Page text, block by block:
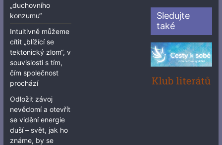
„duchovního
konzumu“
Intuitivně můžeme
cítit „blížící se
tektonický zlom“, v
souvislosti s tím,
čím společnost
prochází
Odložit závoj
nevědomí a otevřít
se vidění energie
duší – svět, jak ho
známe, by se
Sledujte
také